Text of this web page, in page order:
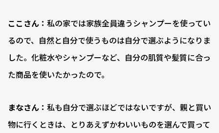
ここさん： 私の家では家族全員違うシャンプーを使ってい
るので、自然と自分で使うものは自分で選ぶようになりま
した。化粧水やシャンプーなど、自分の肌質や髪質に合っ
た商品を使いたかったので。
まなさん： 私も自分で選ぶほどではないですが、親と買い
物に行くときは、とりあえずかわいいものを選んで買って